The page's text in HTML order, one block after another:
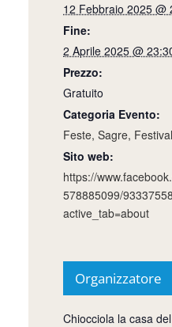
12 Febbraio 2025 @
Fine:
2 Aprile 2025 @
Prezzo:
Gratuito
Categoria Evento:
Feste, Sagre,
Sito web:
https://
578885099/
active_tab=about
Organizzatore
Chiocciola la casa